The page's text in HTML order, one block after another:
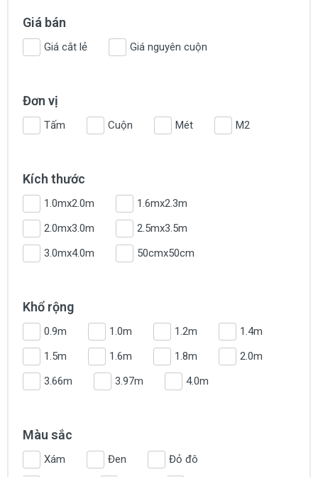
Giá bán
Giá cắt lẻ Giá nguyên cuộn
Đơn vị
Tấm Cuộn Mét M2
Kích thước
1.0mx2.0m
1.6mx2.3m
2.0mx3.0m
2.5mx3.5m
3.0mx4.0m
50cmx50cm
Khổ rộng
0.9m 1.0m 1.2m
1.4m
1.5m
1.6m 1.8m
2.0m
3.66m
3.97m 4.0m
Màu sắc
Xám Đen
Đỏ đô